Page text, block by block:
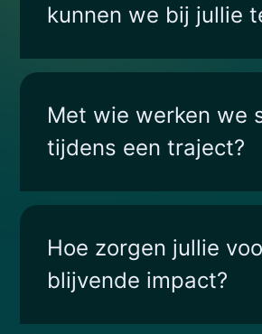
kunnen we bij jullie
Met wie werken we
tijdens een traject?
Hoe zorgen jullie
blijvende impact?